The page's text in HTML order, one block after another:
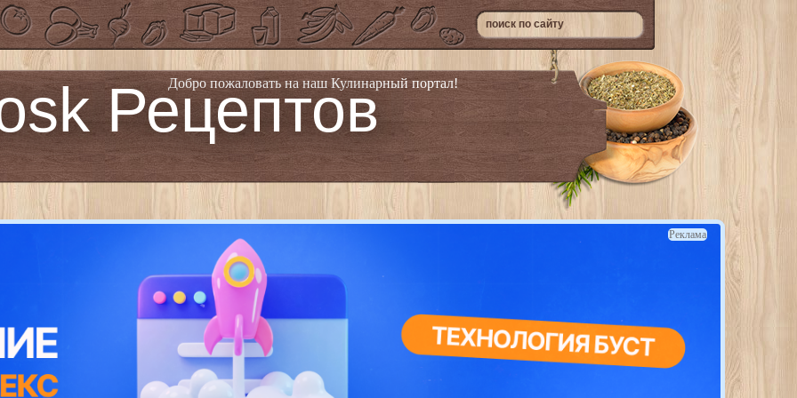
Добро пожаловать на наш Кулинарный портал!
Рецептов
Реклама